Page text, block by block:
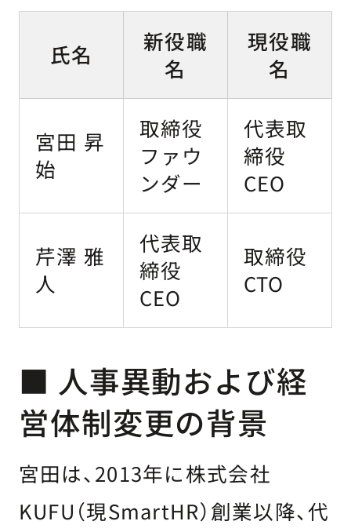
氏名
新役職
名
現役職
名
宮田 昇
始
取締役
ファウ
ンダー
代表取
締役
CEO
芹澤 雅
人
代表取
締役
CEO
取締役
CTO
■ 人事異動および経
営体制変更の背景
宮田は、2013年に株式会社
KUFU（現SmartHR）創業以降、代